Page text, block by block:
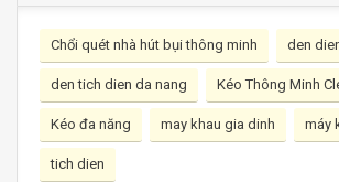
Chổi quét nhà hút bụi thông minh den
den tich dien da nang Kéo Thông Minh
Kéo đa năng may khau gia dinh máy
tich dien